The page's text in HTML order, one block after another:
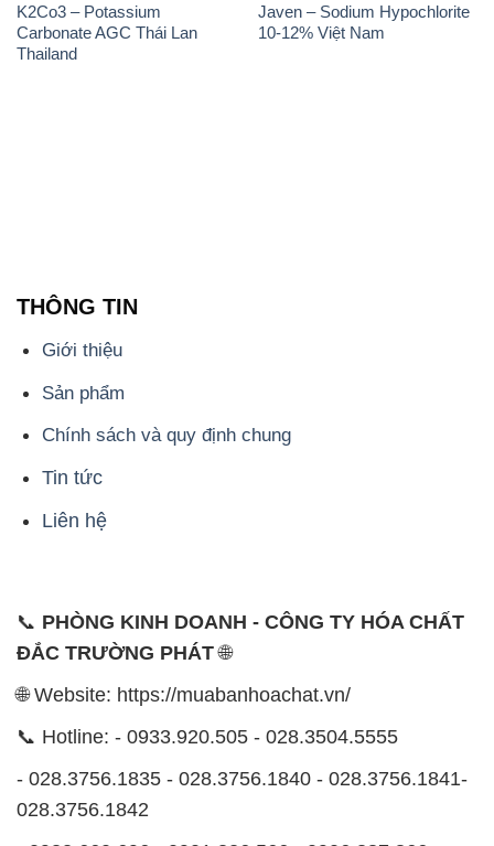
Chính sách và quy định chung
Tin tức
Liên hệ
📞
PHÒNG KINH DOANH - CÔNG TY HÓA CHẤT
ĐẮC TRƯỜNG PHÁT
- 028.3756.1835 - 028.3756.1840 - 028.3756.1841-
0902.765.866
📧 Email: hoachat@dactruongphat.vn